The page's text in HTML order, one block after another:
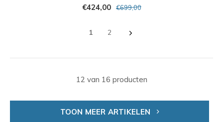
€424,00 €699,00
1 2
12 van 16 producten
TOON MEER ARTIKELEN